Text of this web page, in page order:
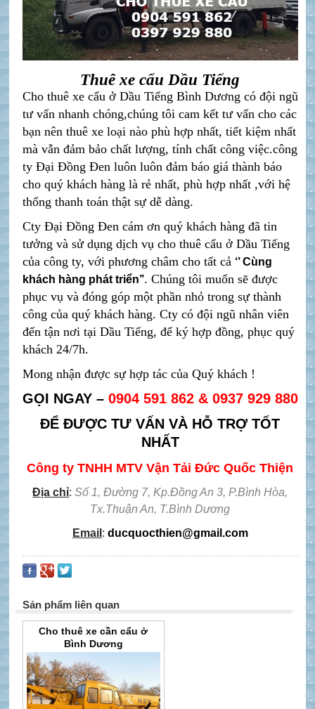
Thuê xe cẩu Dầu Tiếng
Cho thuê xe cẩu ở Dầu Tiếng Bình Dương có đội ngũ
tư vấn nhanh chóng,chúng tôi cam kết tư vấn cho các
bạn nên thuê xe loại nào phù hợp nhất, tiết kiệm nhất
mà vẫn đảm bảo chất lượng, tính chất công việc.công
ty Đại Đồng Đen luôn luôn đảm báo giá thành báo
cho quý khách hàng là rẻ nhất, phù hợp nhất ,với hệ
thống thanh toán thật sự dễ dàng.
Cty Đại Đồng Đen cám ơn quý khách hàng đã tin
tưởng và sử dụng dịch vụ cho thuê cẩu ở Dầu Tiếng
của công ty, với phương châm cho tất cả ‘’ Cùng
khách hàng phát triển’’. Chúng tôi muốn sẽ được
phục vụ và đóng góp một phần nhỏ trong sự thành
công của quý khách hàng. Cty có đội ngũ nhân viên
đến tận nơi tại Dầu Tiếng, để ký hợp đồng, phục quý
khách 24/7h.
Mong nhận được sự hợp tác của Quý khách !
GỌI NGAY – 0904 591 862 & 0937 929 880
ĐỂ ĐƯỢC TƯ VẤN VÀ HỖ TRỢ TỐT
NHẤT
Công ty TNHH MTV Vận Tải Đức Quốc Thiện
Địa chỉ:Số 1, Đường 7, Kp.Đồng An 3, P.Bình Hòa,
Tx.Thuận An, T.Bình Dương
Email : ducquocthien@gmail.com
Sản phẩm liên quan
Cho thuê xe cần cẩu ở
Bình Dương